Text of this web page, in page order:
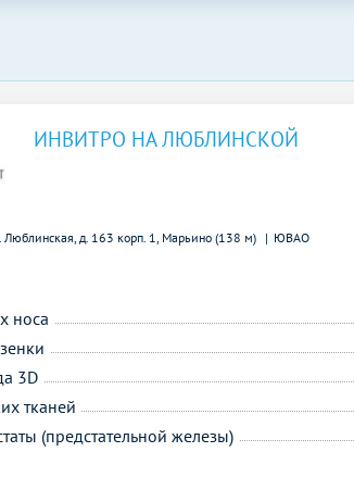
ИНВИТРО НА ЛЮБЛИНСКОЙ
Люблинская, д. 163 корп. 1, Марьино (138 м) ЮВАО
носа
3D
тканей
(предстательной железы)